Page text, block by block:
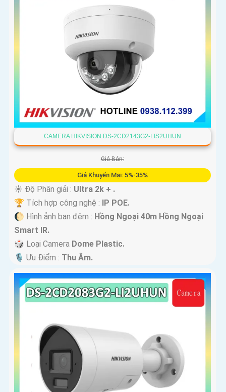
CAMERA HIKVISION DS-2CD2143G2-LIS2UHUN
Giá Bán:
Giá Khuyến Mại: 5%-35%
☀️ Độ Phân giải : Ultra 2k + .
🏆 Tích hợp công nghệ : IP POE.
🌔 Hình ảnh ban đêm : Hồng Ngoại 40m Hồng Ngoại
Smart IR.
🎲 Loại Camera Dome Plastic.
️🎙 Ưu Điểm : Thu Âm.